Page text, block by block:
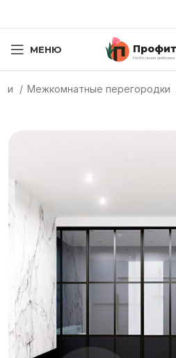
МЕНЮ
Мебельная фабрика
Межкомнатные перегородки